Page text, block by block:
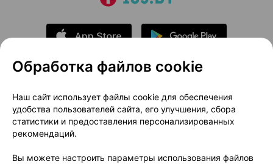
О проекте
Новости проекта
Размещение рекламы
Медицинский маркетинг
Публичный договор
Доставка
Обработка файлов cookie
Наш сайт использует файлы cookie для обеспечения
удобства пользователей сайта, его улучшения, сбора
статистики и предоставления персонализированных
рекомендаций.
Вы можете настроить параметры использования файлов